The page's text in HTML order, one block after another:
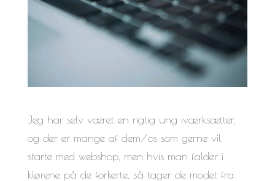
Jeg har selv været en rigtig ung iværksætter,
og der er mange af dem/os som gerne vil
starte med webshop, men hvis man falder i
klørene på de forkerte, så tager de modet fra